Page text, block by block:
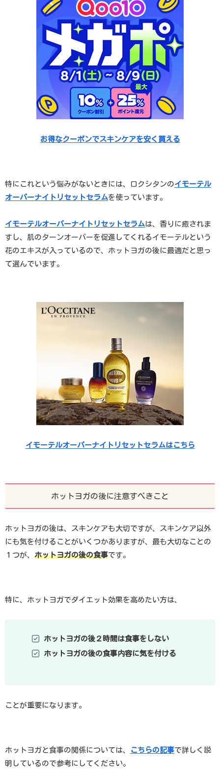
お得なクーポンでスキンケアを安く買える
特にこれという悩みがないときには、ロクシタンのイモーテル
オーバーナイトリセットセラムを使っています。
イモーテルオーバーナイトリセットセラムは、香りに癒されま
すし、肌のターンオーバーを促進してくれるイモーテルという
花のエキスが入っているので、ホットヨガの後に最適だと思っ
て選んでいます。
イモーテルオーバーナイトリセットセラムはこちら
ホットヨガの後に注意すべきこと
ホットヨガの後は、スキンケアも大切ですが、スキンケア以外
にも気を付けることがいくつかありますが、最も大切なことの
１つが、 ホットヨガの後の食事です。
特に、ホットヨガでダイエット効果を高めたい方は、
ホットヨガの後２時間は食事をしない
ホットヨガの後の食事内容に気を付ける
ことが重要になります。
ホットヨガと食事の関係については、 こちらの記事で詳しく説
明しているので参考にしてください。